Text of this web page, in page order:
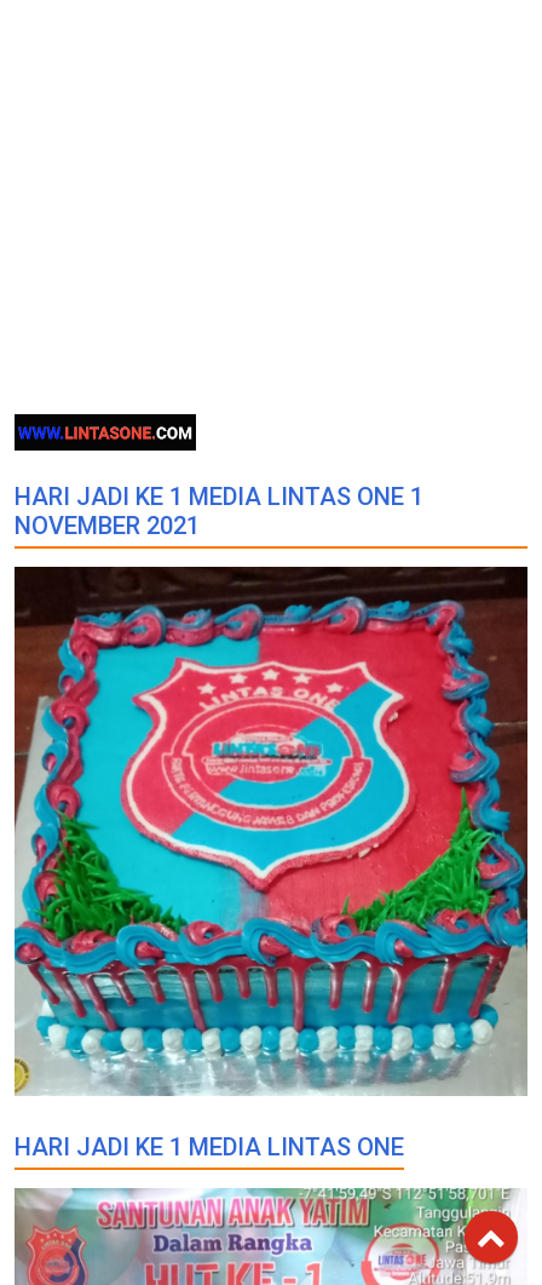
HARI JADI KE 1 MEDIA LINTAS ONE 1
NOVEMBER 2021
HARI JADI KE 1 MEDIA LINTAS ONE